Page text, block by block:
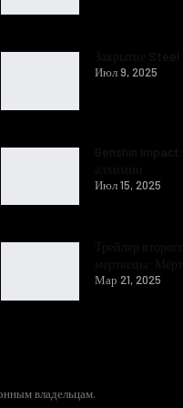
Июл 9, 2025
Июл 15, 2025
Мар 21, 2025
владельцам.